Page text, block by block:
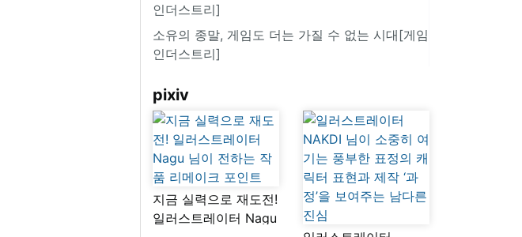
인더스트리]
소유의 종말, 게임도 더는 가질 수 없는 시대[게임
인더스트리]
pixiv
지금 실력으로 재도전!
일러스트레이터 Nagu